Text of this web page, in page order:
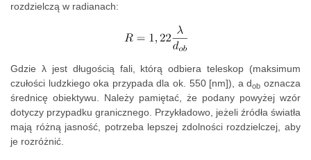
rozdzielczą w radianach:
Gdzie λ jest długością fali, którą odbiera teleskop (maksimum
czułości ludzkiego oka przypada dla ok. 550 [nm]), a dob oznacza
średnicę obiektywu. Należy pamiętać, że podany powyżej wzór
dotyczy przypadku granicznego. Przykładowo, jeżeli źródła światła
mają różną jasność, potrzeba lepszej zdolności rozdzielczej, aby
je rozróżnić.